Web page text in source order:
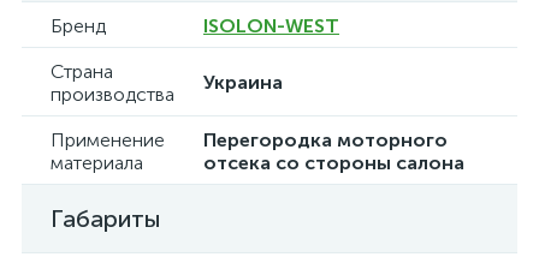
Бренд
ISOLON-WEST
Страна
производства
Украина
Применение
материала
Перегородка моторного
отсека со стороны салона
Габариты